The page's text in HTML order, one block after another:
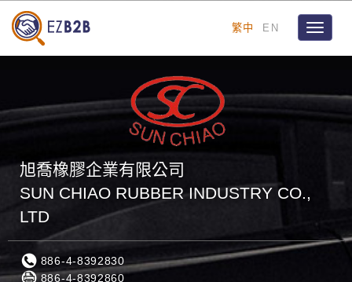
繁中 EN
Toggle
旭喬橡膠企業有限公司
SUN CHIAO RUBBER INDUSTRY CO.,
LTD
886-4-8392830
886-4-8392860